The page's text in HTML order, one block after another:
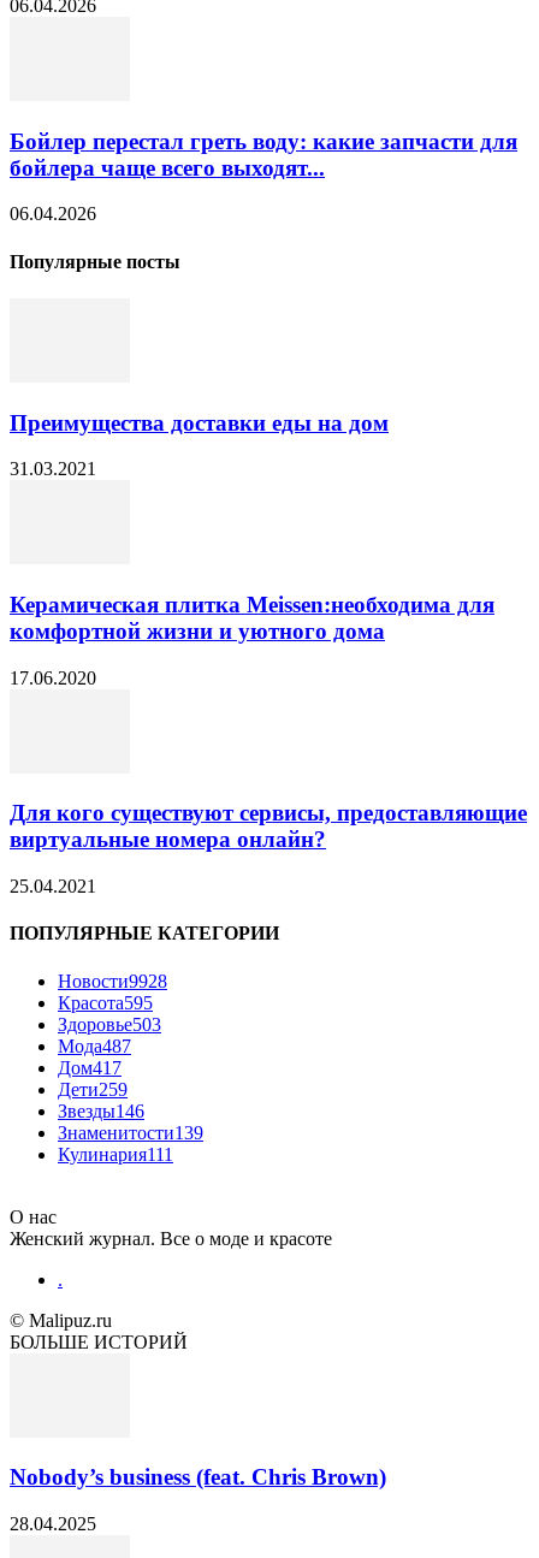
06.04.2026
Бойлер перестал греть воду: какие запчасти для
бойлера чаще всего выходят...
06.04.2026
Популярные посты
Преимущества доставки еды на дом
31.03.2021
Керамическая плитка Meissen:необходима для
комфортной жизни и уютного дома
17.06.2020
Для кого существуют сервисы, предоставляющие
виртуальные номера онлайн?
25.04.2021
ПОПУЛЯРНЫЕ КАТЕГОРИИ
Новости9928
Красота595
Здоровье503
Мода487
Дом417
Дети259
Звезды146
Знаменитости139
Кулинария111
О нас
Женский журнал. Все о моде и красоте
.
© Malipuz.ru
БОЛЬШЕ ИСТОРИЙ
Nobody’s business (feat. Chris Brown)
28.04.2025